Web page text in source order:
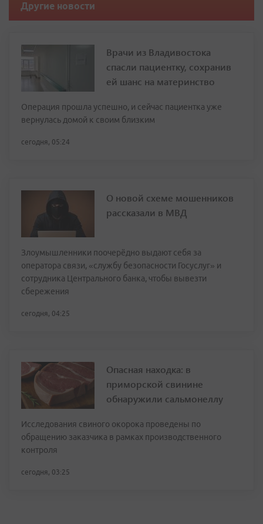
Другие новости
Врачи из Владивостока
спасли пациентку, сохранив
ей шанс на материнство
Операция прошла успешно, и сейчас пациентка уже
вернулась домой к своим близким
сегодня, 05:24
О новой схеме мошенников
рассказали в МВД
Злоумышленники поочерёдно выдают себя за
оператора связи, «службу безопасности Госуслуг» и
сотрудника Центрального банка, чтобы вывезти
сбережения
сегодня, 04:25
Опасная находка: в
приморской свинине
обнаружили сальмонеллу
Исследования свиного окорока проведены по
обращению заказчика в рамках производственного
контроля
сегодня, 03:25